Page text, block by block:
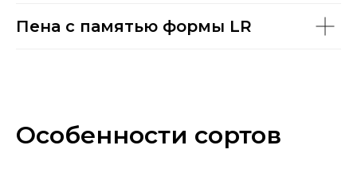
Пена с памятью формы LR
Особенности сортов